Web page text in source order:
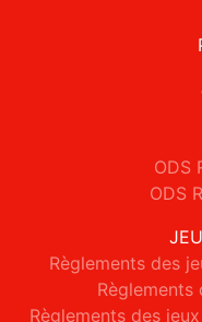
ODS
ODS
Règlements des
Règlements
Règlements des